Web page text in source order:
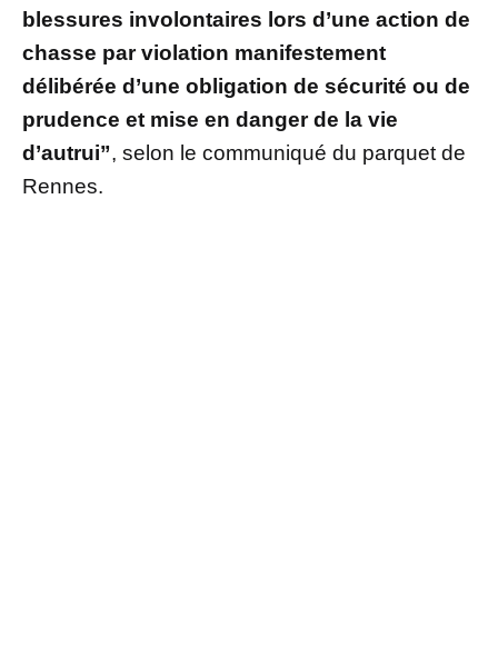
blessures involontaires lors d’une action de
chasse par violation manifestement
délibérée d’une obligation de sécurité ou de
prudence et mise en danger de la vie
d’autrui”, selon le communiqué du parquet de
Rennes.